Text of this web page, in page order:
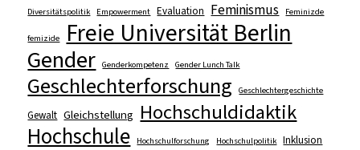
Diversitätspolitik Empowerment Evaluation Feminismus Feminizde
femizide Freie Universität Berlin
Gender Genderkompetenz Gender Lunch Talk
Geschlechterforschung Geschlechtergeschichte
Gewalt Gleichstellung Hochschuldidaktik
Hochschule Hochschulforschung Hochschulpolitik Inklusion